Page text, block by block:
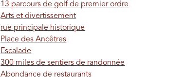
13 parcours de golf de premier ordre
Arts et divertissement
rue principale historique
Place des Ancêtres
Escalade
300 miles de sentiers de randonnée
Abondance de restaurants